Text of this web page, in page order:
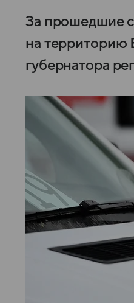
За прошедшие
на территорию
губернатора